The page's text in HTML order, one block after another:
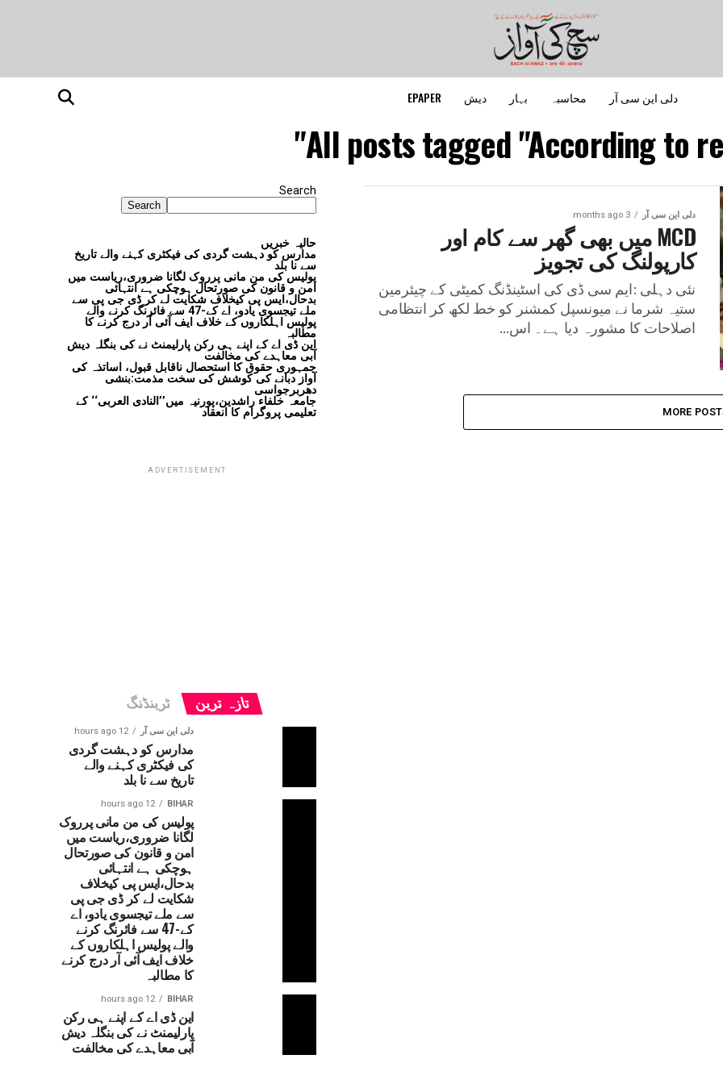
دلی این سی آر محاسبہ بہار دیش EPAPER
All posts tagged "According to
دلی این سی آر 3 months ago
MCD میں بھی گھر سے کام اور
کارپولنگ کی تجویز
نئی دہلی :ایم سی ڈی کی اسٹینڈنگ کمیٹی کے چیئرمین
ستیہ شرما نے میونسپل کمشنر کو خط لکھ کر انتظامی
اصلاحات کا مشورہ دیا ہے۔ اس...
MORE
Search
Search
حالیہ خبریں
مدارس کو دہشت گردی کی فیکٹری کہنے والے تاریخ
سے نا بلد
پولیس کی من مانی پرروک لگانا ضروری،ریاست میں
امن و قانون کی صورتحال ہوچکی ہے انتہائی
بدحال،ایس پی کیخلاف شکایت لے کر ڈی جی پی سے
ملے تیجسوی یادو، اے کے-47 سے فائرنگ کرنے والے
پولیس اہلکاروں کے خلاف ایف آئی آر درج کرنے کا
مطالبہ
این ڈی اے کے اپنے ہی رکن پارلیمنٹ نے کی بنگلہ دیش
آبی معاہدے کی مخالفت
جمہوری حقوق کا استحصال ناقابل قبول، اساتذہ کی
آواز دبانے کی کوشش کی سخت مذمت:بنشی
دھربرجواسی
جامعہ خلفاء راشدین،پورنیہ میں’’النادی العربی‘‘ کے
تعلیمی پروگرام کا انعقاد
ADVERTISEMENT
تازہ ترین ٹرینڈنگ
دلی این سی آر 12 hours ago
مدارس کو دہشت گردی
کی فیکٹری کہنے والے
تاریخ سے نا بلد
BIHAR
12 hours ago
پولیس کی من مانی پرروک
لگانا ضروری،ریاست میں
امن و قانون کی صورتحال
ہوچکی ہے انتہائی
بدحال،ایس پی کیخلاف
شکایت لے کر ڈی جی پی
سے ملے تیجسوی یادو، اے
کے-47 سے فائرنگ کرنے
والے پولیس اہلکاروں کے
خلاف ایف آئی آر درج کرنے
کا مطالبہ
BIHAR
12 hours ago
این ڈی اے کے اپنے ہی رکن
پارلیمنٹ نے کی بنگلہ دیش
آبی معاہدے کی مخالفت